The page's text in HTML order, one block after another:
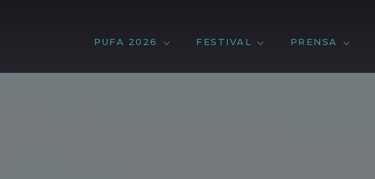
PUFA 2026 FESTIVAL PRENSA